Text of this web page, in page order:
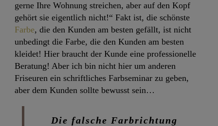
gerne Ihre Wohnung streichen, aber auf den Kopf
gehört sie eigentlich nicht!“ Fakt ist, die schönste
Farbe, die den Kunden am besten gefällt, ist nicht
unbedingt die Farbe, die den Kunden am besten
kleidet! Hier braucht der Kunde eine professionelle
Beratung! Aber ich bin nicht hier um anderen
Friseuren ein schriftliches Farbseminar zu geben,
aber dem Kunden sollte bewusst sein…
Die falsche Farbrichtung